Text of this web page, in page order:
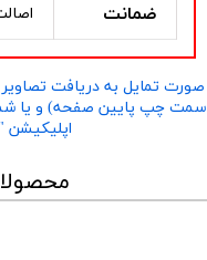
ضمانت
تمایل به دریافت
اپلیکیشن